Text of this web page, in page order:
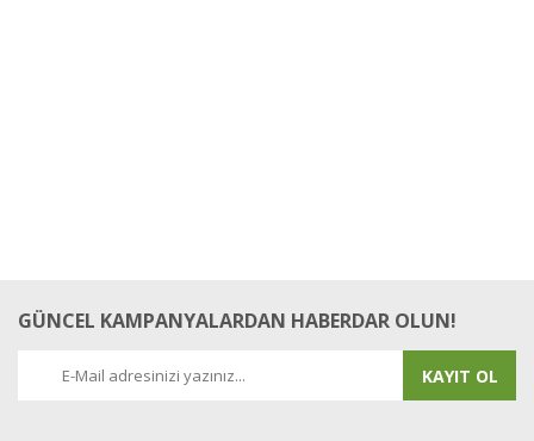
GÜNCEL KAMPANYALARDAN HABERDAR OLUN!
KAYIT OL